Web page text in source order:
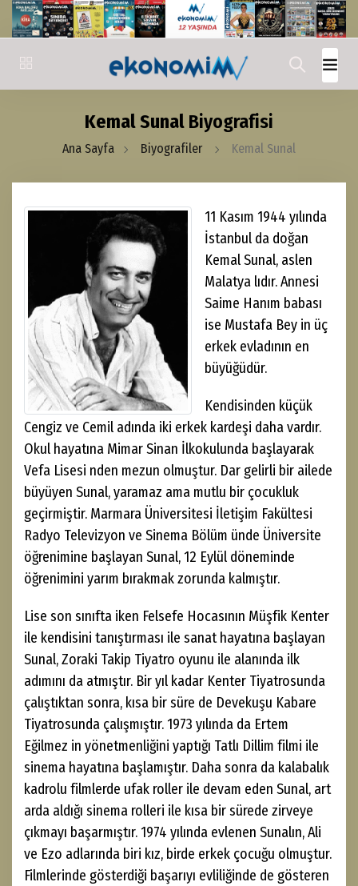
Kemal Sunal Biyografisi
Ana Sayfa Biyografiler Kemal Sunal
11 Kasım 1944 yılında
İstanbul da doğan
Kemal Sunal, aslen
Malatya lıdır. Annesi
Saime Hanım babası
ise Mustafa Bey in üç
erkek evladının en
büyüğüdür.
Kendisinden küçük
Cengiz ve Cemil adında iki erkek kardeşi daha vardır.
Okul hayatına Mimar Sinan İlkokulunda başlayarak
Vefa Lisesi nden mezun olmuştur. Dar gelirli bir ailede
büyüyen Sunal, yaramaz ama mutlu bir çocukluk
geçirmiştir. Marmara Üniversitesi İletişim Fakültesi
Radyo Televizyon ve Sinema Bölüm ünde Üniversite
öğrenimine başlayan Sunal, 12 Eylül döneminde
öğrenimini yarım bırakmak zorunda kalmıştır.
Lise son sınıfta iken Felsefe Hocasının Müşfik Kenter
ile kendisini tanıştırması ile sanat hayatına başlayan
Sunal, Zoraki Takip Tiyatro oyunu ile alanında ilk
adımını da atmıştır. Bir yıl kadar Kenter Tiyatrosunda
çalıştıktan sonra, kısa bir süre de Devekuşu Kabare
Tiyatrosunda çalışmıştır. 1973 yılında da Ertem
Eğilmez in yönetmenliğini yaptığı Tatlı Dillim filmi ile
sinema hayatına başlamıştır. Daha sonra da kalabalık
kadrolu filmlerde ufak roller ile devam eden Sunal, art
arda aldığı sinema rolleri ile kısa bir sürede zirveye
çıkmayı başarmıştır. 1974 yılında evlenen Sunalın, Ali
ve Ezo adlarında biri kız, birde erkek çocuğu olmuştur.
Filmlerinde gösterdiği başarıyı evliliğinde de gösteren